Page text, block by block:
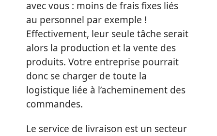
avec vous : moins de frais fixes liés
au personnel par exemple !
Effectivement, leur seule tâche serait
alors la production et la vente des
produits. Votre entreprise pourrait
donc se charger de toute la
logistique liée à l’acheminement des
commandes.
Le service de livraison est un secteur